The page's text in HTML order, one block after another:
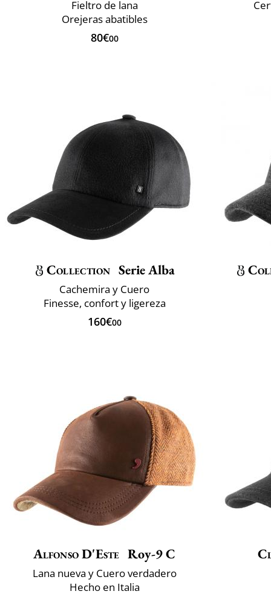
Fieltro de lana
Orejeras abatibles
80€00
Collection Serie Alba
Cachemira y Cuero
Finesse, confort y ligereza
160€00
Alfonso D'Este Roy-9 C
Lana nueva y Cuero verdadero
Hecho en Italia